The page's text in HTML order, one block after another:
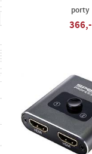
porty
366,-